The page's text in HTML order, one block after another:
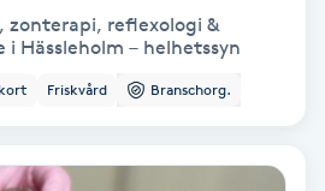
zonterapi, reflexologi &
i Hässleholm – helhetssyn
Friskvård Branschorg.